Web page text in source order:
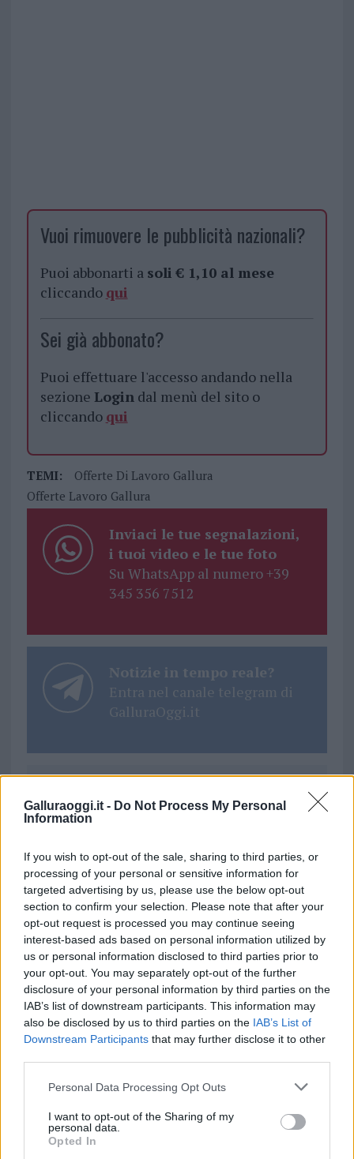
Galluraoggi.it - Do Not Process My Personal
Information
If you wish to opt-out of the sale, sharing to third parties, or
processing of your personal or sensitive information for
targeted advertising by us, please use the below opt-out
section to confirm your selection. Please note that after your
opt-out request is processed you may continue seeing
interest-based ads based on personal information utilized by
us or personal information disclosed to third parties prior to
your opt-out. You may separately opt-out of the further
disclosure of your personal information by third parties on the
IAB’s list of downstream participants. This information may
also be disclosed by us to third parties on the IAB’s List of
Downstream Participants that may further disclose it to other
Please note that this website/app uses one or more Google
not limited to your visit or usage behaviour. You may click to
grant or deny consent to Google and its third-party tags to
use your data for below specified purposes in below Google
Personal Data Processing Opt Outs
I want to opt-out of the Sharing of my
personal data.
Opted In
Vuoi rimuovere le pubblicità nazionali?
Puoi abbonarti a soli € 1,10 al mese
cliccando qui
Sei già abbonato?
Puoi effettuare l'accesso andando nella
sezione Logindal menù del sito o
cliccando qui
TEMI:
Offerte Di Lavoro Gallura
Offerte Lavoro Gallura
Inviaci le tue segnalazioni,
i tuoi video e le tue foto
Su WhatsApp al numero +39
345 356 7512
Notizie in tempo reale?
Entra nel canale telegram di
GalluraOggi.it
Ricevi le nostre ultime news
Condividi l'articolo
F
a
ce
b
o
o
k
T
w
it
te
r
Pi
n
te
re
st
W
h
at
s
A
p
p
S
h
a
re
Articolo precedente
Prossimo articolo
NOTIZIE RECENTI
Controlli rafforzati in Costa Smeralda, 20
arresti e 135 denunce